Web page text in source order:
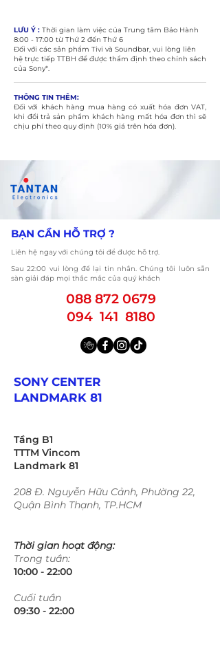
LƯU Ý : ​Thời gian làm việc của Trung tâm Bảo Hành
8:00 - 17:00 từ Thứ 2 đến Thứ 6
Đối với các sản phẩm Tivi và Soundbar, vui lòng liên
hệ trực tiếp TTBH để được thẩm định theo chính sách
của Sony*.
THÔNG TIN THÊM:
Đối với khách hàng mua hàng có xuất hóa đơn VAT,
khi đổi trả sản phẩm khách hàng mất hóa đơn thì sẽ
chịu phí theo quy định (10% giá trên hóa đơn).
​BẠN CẦN HỖ TRỢ ?
Liên hệ ngay với chúng tôi để được hỗ trợ.
​Sau 22:00 vui lòng để lại tin nhắn. Chúng tôi luôn sẵn
sàn giải đáp mọi thắc mắc của quý khách
088 872 0679
094 141 8180
SONY CENTER
LANDMARK 81
Tầng B1
TTTM Vincom
Landmark 81
208 Đ. Nguyễn Hữu Cảnh, Phường 22,
Quận Bình Thạnh, TP.HCM
Thời gian hoạt động:
Trong tuần:
10:00 - 22:00​​​
​Cuối tuần
09:30 - 22:00​​​